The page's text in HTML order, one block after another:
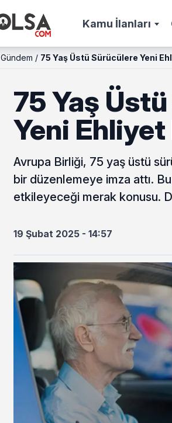
Kamu İlanları
Gündem / 75 Yaş Üstü Sürücülere Yeni
75 Yaş
Yeni Ehliyet
Avrupa Birliği, 75 yaş üstü
bir düzenlemeye imza attı.
etkileyeceği merak konusu.
19 Şubat 2025 - 14:57